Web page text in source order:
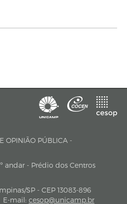
OPINIÃO PÚBLICA -
andar - Prédio dos Centros
SP - CEP 13083-896
E-mail: cesop@unicamp.br